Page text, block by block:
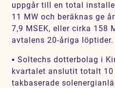
uppgår till en total
11 MW och beräknas ge
7,9 MSEK, eller cirka 158
avtalens 20-åriga löptider.
▪ Soltechs dotterbolag i
kvartalet anslutit totalt 10
takbaserade